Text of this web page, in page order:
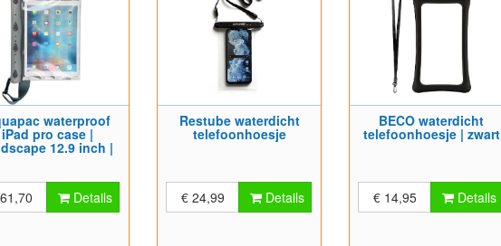
waterproof
iPad pro case |
12.9 inch |
protective foam
Details
Restube waterdicht
telefoonhoesje
€ 24,99 Details
BECO waterdicht
telefoonhoesje | zwart
€ 14,95 Details